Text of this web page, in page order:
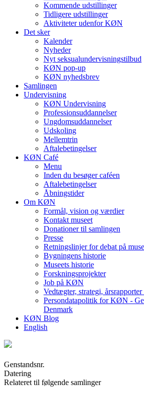
Kommende udstillinger
Tidligere udstillinger
Aktiviteter udenfor KØN
Det sker
Kalender
Nyheder
Nyt seksualundervisningstilbud
KØN pop-up
KØN nyhedsbrev
Samlingen
Undervisning
KØN Undervisning
Professionsuddannelser
Ungdomsuddannelser
Udskoling
Mellemtrin
Aftalebetingelser
KØN Café
Menu
Inden du besøger caféen
Aftalebetingelser
Åbningstider
Om KØN
Formål, vision og værdier
Kontakt museet
Donationer til samlingen
Presse
Retningslinjer for debat på
Bygningens historie
Museets historie
Forskningsprojekter
Job på KØN
Vedtægter, strategi, årsrapporter
Persondatapolitik for KØN -
Denmark
KØN Blog
English
Genstandsnr.
Datering
Relateret til følgende samlinger